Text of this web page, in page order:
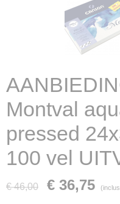
Montval
pressed
100 vel
€ 46,00 € 36,75